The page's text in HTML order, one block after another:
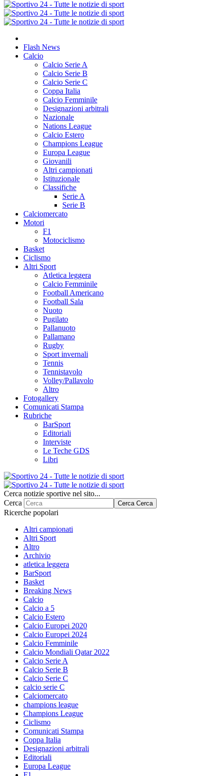
Flash News
Calcio
Calcio Serie A
Calcio Serie B
Calcio Serie C
Coppa Italia
Calcio Femminile
Designazioni arbitrali
Nazionale
Nations League
Calcio Estero
Champions League
Europa League
Giovanili
Altri campionati
Istituzionale
Classifiche
Serie A
Serie B
Calciomercato
Motori
F1
Motociclismo
Basket
Ciclismo
Altri Sport
Atletica leggera
Calcio Femminile
Football Americano
Football Sala
Nuoto
Pugilato
Pallanuoto
Pallamano
Rugby
Sport invernali
Tennis
Tennistavolo
Volley/Pallavolo
Altro
Fotogallery
Comunicati Stampa
Rubriche
BarSport
Editoriali
Interviste
Le Teche GDS
Libri
Cerca notizie sportive nel sito...
Cerca
Cerca Cerca
Ricerche popolari
Altri campionati
Altri Sport
Altro
Archivio
atletica leggera
BarSport
Basket
Breaking News
Calcio
Calcio a 5
Calcio Estero
Calcio Europei 2020
Calcio Europei 2024
Calcio Femminile
Calcio Mondiali Qatar 2022
Calcio Serie A
Calcio Serie B
Calcio Serie C
calcio serie C
Calciomercato
champions league
Champions League
Ciclismo
Comunicati Stampa
Coppa Italia
Designazioni arbitrali
Editoriali
Europa League